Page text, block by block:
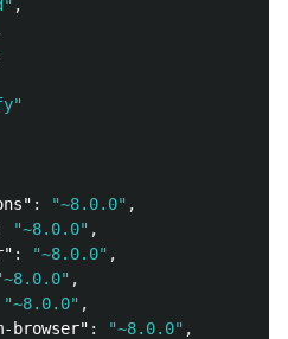
,
: "~8.0.0" ,
"~8.0.0" ,
: "~8.0.0" ,
,
"~8.0.0" ,
browser" : "~8.0.0" ,